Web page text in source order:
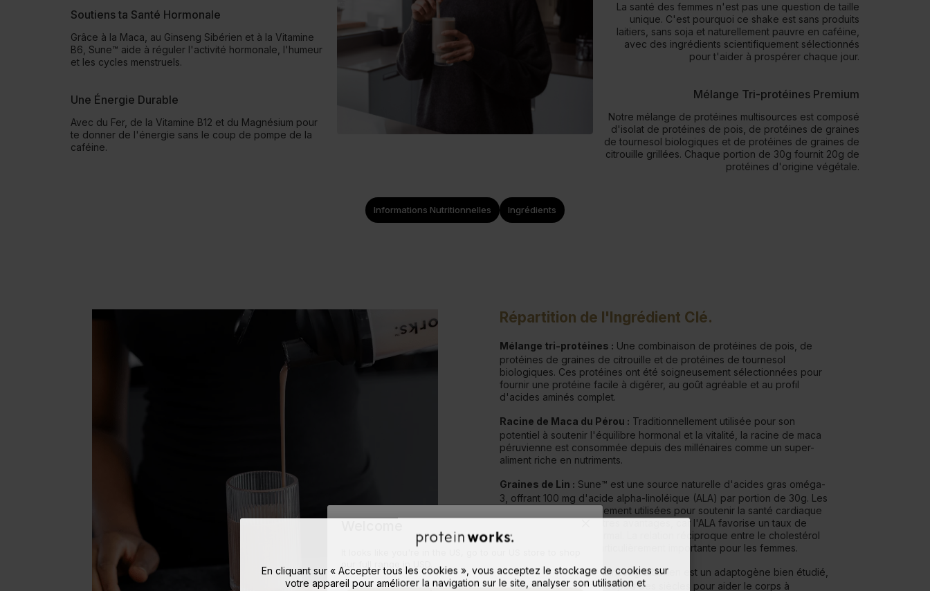
Soutiens ta Santé Hormonale
Grâce à la Maca, au Ginseng Sibérien et à la Vitamine
B6, Sune™ aide à réguler l'activité hormonale, l'humeur
et les cycles menstruels.
Une Énergie Durable
Avec du Fer, de la Vitamine B12 et du Magnésium pour
te donner de l'énergie sans le coup de pompe de la
caféine.
La santé des femmes n'est pas une question de taille
unique. C'est pourquoi ce shake est sans produits
laitiers, sans soja et naturellement pauvre en caféine,
avec des ingrédients scientifiquement sélectionnés
pour t'aider à prospérer chaque jour.
Mélange Tri-protéines Premium
Notre mélange de protéines multisources est composé
d'isolat de protéines de pois, de protéines de graines
de tournesol biologiques et de protéines de graines de
citrouille grillées. Chaque portion de 30g fournit 20g de
protéines d'origine végétale.
Informations Nutritionnelles Ingrédients
Répartition de l'Ingrédient Clé.
Mélange tri-protéines : Une combinaison de protéines de pois, de
protéines de graines de citrouille et de protéines de tournesol
biologiques. Ces protéines ont été soigneusement sélectionnées pour
fournir une protéine facile à digérer, au goût agréable et au profil
d'acides aminés complet.
Racine de Maca du Pérou : Traditionnellement utilisée pour son
potentiel à soutenir l'équilibre hormonal et la vitalité, la racine de maca
péruvienne est consommée depuis des millénaires comme un super-
aliment riche en nutriments.
Graines de Lin : Sune™ est une source naturelle d'acides gras oméga-
3, offrant 100 mg d'acide alpha-linoléique (ALA) par portion de 30g. Les
graines de lin sont largement utilisées pour soutenir la santé cardiaque
parmi de nombreux autres avantages, car l'ALA favorise un taux de
cholestérol sanguin normal. La relation réciproque entre le cholestérol
et les hormones est particulièrement importante pour les femmes.
Ginseng sibérien :le Ginseng Sibérien est un adaptogène bien étudié,
connu pour être utilisé depuis des siècles pour aider le corps à
En cliquant sur « Accepter tous les cookies », vous acceptez le stockage de cookies sur
votre appareil pour améliorer la navigation sur le site, analyser son utilisation et
our full range in USD.